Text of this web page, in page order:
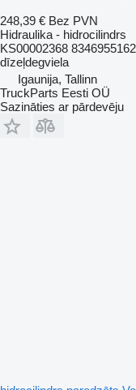
248,39 € Bez PVN
Hidraulika - hidrocilindrs
KS00002368
dīzeļdegviela
Igaunija, Tallinn
TruckParts Eesti OÜ
Sazināties ar pārdevēju